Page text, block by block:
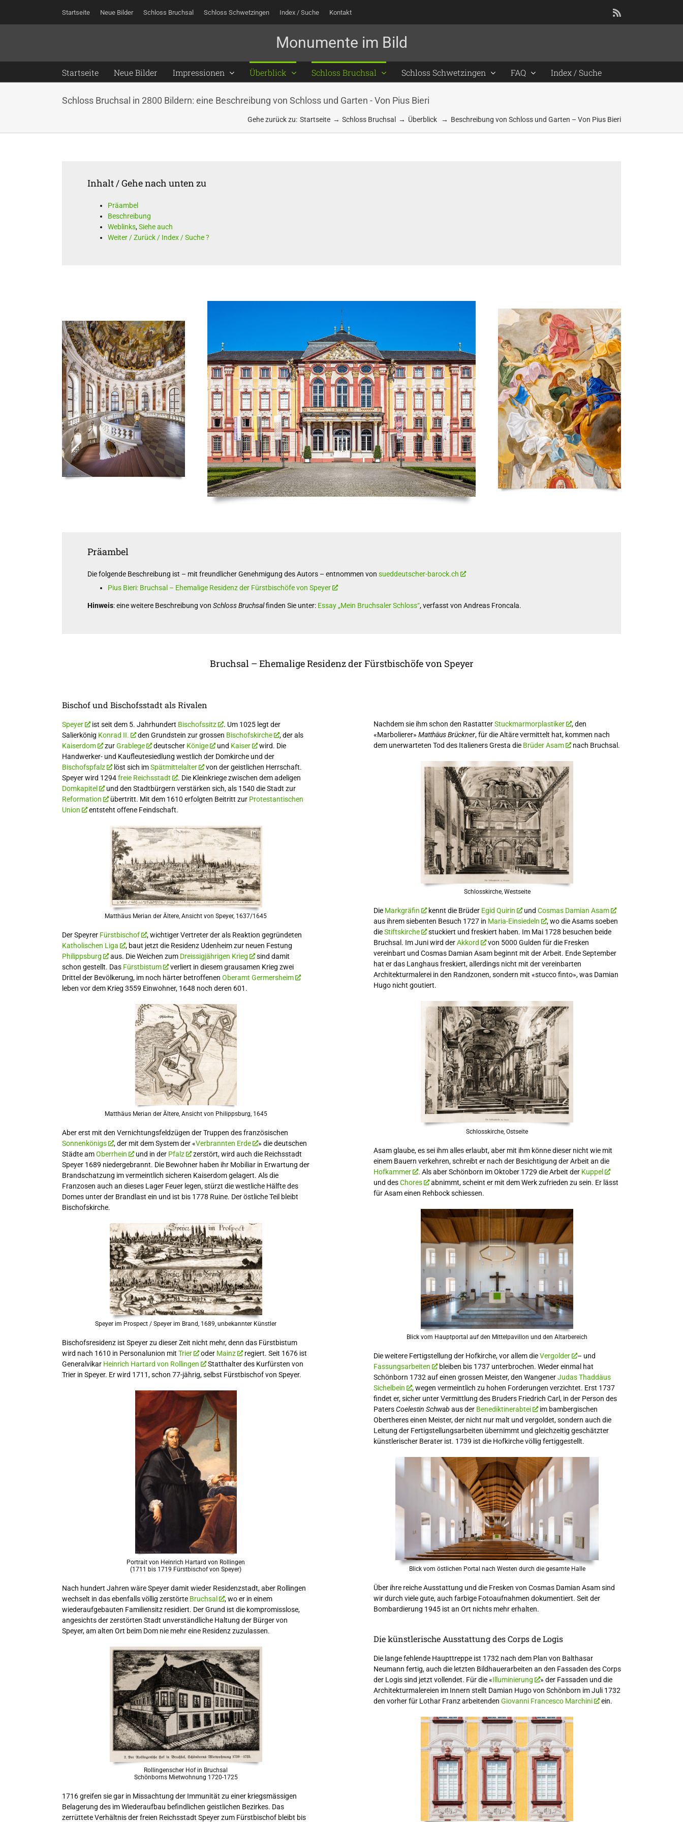
springen
Startseite Neue Bilder Schloss Bruchsal Schloss Schwetzingen Index / Suche Kontakt
Startseite Neue Bilder Impressionen Überblick Schloss Bruchsal Schloss Schwetzingen FAQ Index / Suche
Schloss Bruchsal in 2800 Bildern: eine Beschreibung von Schloss und Garten - Von Pius Bieri
Gehe zurück zu: Startseite Schloss Bruchsal Überblick Beschreibung von Schloss und Garten – Von Pius Bieri
Inhalt / Gehe nach unten zu
Präambel
Beschreibung
Weblinks,Siehe auch
Weiter / Zurück / Index / Suche ?
Präambel
Die folgende Beschreibung ist – mit freundlicher Genehmigung des Autors – entnommen von sueddeutscher-barock.ch
Pius Bieri: Bruchsal – Ehemalige Residenz der Fürstbischöfe von Speyer
Hinweis: eine weitere Beschreibung von Schloss Bruchsalfinden Sie unter: Essay „Mein Bruchsaler Schloss“, verfasst von Andreas Froncala.
Bruchsal – Ehemalige Residenz der Fürstbischöfe von Speyer
Bischof und Bischofsstadt als Rivalen
Speyer ist seit dem 5. Jahrhundert Bischofssitz
. Um 1025 legt der
Salierkönig Konrad II. den Grundstein zur grossen Bischofskirche
, der als
Kaiserdom
zurGrablege deutscher Könige und Kaiser
wird. Die
Handwerker- und Kaufleutesiedlung westlich der Domkirche und der
Bischofspfalz
löst sich imSpätmittelalter
von der geistlichen Herrschaft.
Speyer wird 1294freie Reichsstadt
. Die Kleinkriege zwischen dem adeligen
Domkapitel
und den Stadtbürgern verstärken sich, als 1540 die Stadt zur
Reformation
übertritt. Mit dem 1610 erfolgten Beitritt zur Protestantischen
Union
entsteht offene Feindschaft.
Matthäus Merian der Ältere, Ansicht von Speyer, 1637/1645
Der Speyrer Fürstbischof
, wichtiger Vertreter der als Reaktion gegründeten
Katholischen Liga
, baut jetzt die Residenz Udenheim zur neuen Festung
Philippsburg
aus. Die Weichen zum Dreissigjährigen Krieg
sind damit
schon gestellt. Das Fürstbistum
verliert in diesem grausamen Krieg zwei
Drittel der Bevölkerung, im noch härter betroffenen Oberamt Germersheim
leben vor dem Krieg 3559 Einwohner, 1648 noch deren 601.
Matthäus Merian der Ältere, Ansicht von Philippsburg, 1645
Aber erst mit den Vernichtungsfeldzügen der Truppen des französischen
Sonnenkönigs
, der mit dem System der «Verbrannten Erde
» die deutschen
Städte amOberrhein und in der Pfalz
zerstört, wird auch die Reichsstadt
Speyer 1689 niedergebrannt. Die Bewohner haben ihr Mobiliar in Erwartung der
Brandschatzung im vermeintlich sicheren Kaiserdom gelagert. Als die
Franzosen auch an dieses Lager Feuer legen, stürzt die westliche Hälfte des
Domes unter der Brandlast ein und ist bis 1778 Ruine. Der östliche Teil bleibt
Bischofskirche.
Speyer im Prospect / Speyer im Brand, 1689, unbekannter Künstler
Bischofsresidenz ist Speyer zu dieser Zeit nicht mehr, denn das Fürstbistum
wird nach 1610 in Personalunion mit Trier oder Mainz
regiert. Seit 1676 ist
Generalvikar Heinrich Hartard von Rollingen
Statthalter des Kurfürsten von
Trier in Speyer. Er wird 1711, schon 77-jährig, selbst Fürstbischof von Speyer.
Portrait von Heinrich Hartard von Rollingen
(1711 bis 1719 Fürstbischof von Speyer)
Nach hundert Jahren wäre Speyer damit wieder Residenzstadt, aber Rollingen
wechselt in das ebenfalls völlig zerstörte Bruchsal
, wo er in einem
wiederaufgebauten Familiensitz residiert. Der Grund ist die kompromisslose,
angesichts der zerstörten Stadt unverständliche Haltung der Bürger von
Speyer, am alten Ort beim Dom nie mehr eine Residenz zuzulassen.
Rollingenscher Hof in Bruchsal
Schönborns Mietwohnung 1720-1725
1716 greifen sie gar in Missachtung der Immunität zu einer kriegsmässigen
Belagerung des im Wiederaufbau befindlichen geistlichen Bezirkes. Das
zerrüttete Verhältnis der freien Reichsstadt Speyer zum Fürstbischof bleibt bis
Nachdem sie ihm schon den RastatterStuckmarmorplastiker
, den
«Marbolierer» Matthäus Brückner, für die Altäre vermittelt hat, kommen nach
dem unerwarteten Tod des Italieners Gresta die Brüder Asam nach Bruchsal.
Schlosskirche, Westseite
Die Markgräfin kennt die Brüder Egid Quirin und Cosmas Damian Asam
aus ihrem siebenten Besuch 1727 in Maria-Einsiedeln
, wo die Asams soeben
dieStiftskirche
stuckiert und freskiert haben. Im Mai 1728 besuchen beide
Bruchsal. Im Juni wird derAkkord
von 5000 Gulden für die Fresken
vereinbart und Cosmas Damian Asam beginnt mit der Arbeit. Ende September
hat er das Langhaus freskiert, allerdings nicht mit der vereinbarten
Architekturmalerei in den Randzonen, sondern mit «stucco finto», was Damian
Hugo nicht goutiert.
Schlosskirche, Ostseite
Asam glaube, es sei ihm alles erlaubt, aber mit ihm könne dieser nicht wie mit
einem Bauern verkehren, schreibt er nach der Besichtigung der Arbeit an die
Hofkammer
. Als aber Schönborn im Oktober 1729 die Arbeit der Kuppel
und desChores
abnimmt, scheint er mit dem Werk zufrieden zu sein. Er lässt
für Asam einen Rehbock schiessen.
Blick vom Hauptportal auf den Mittelpavillon und den Altarbereich
Die weitere Fertigstellung der Hofkirche, vor allem dieVergolder
– und
Fassungsarbeiten
bleiben bis 1737 unterbrochen. Wieder einmal hat
Schönborn 1732 auf einen grossen Meister, den WangenerJudas Thaddäus
Sichelbein
, wegen vermeintlich zu hohen Forderungen verzichtet. Erst 1737
findet er, sicher unter Vermittlung des Bruders Friedrich Carl, in der Person des
PatersCoelestin Schwab aus der Benediktinerabtei
im bambergischen
Obertheres einen Meister, der nicht nur malt und vergoldet, sondern auch die
Leitung der Fertigstellungsarbeiten übernimmt und gleichzeitig geschätzter
künstlerischer Berater ist. 1739 ist die Hofkirche völlig fertiggestellt.
Blick vom östlichen Portal nach Westen durch die gesamte Halle
Über ihre reiche Ausstattung und die Fresken von Cosmas Damian Asam sind
wir durch viele gute, auch farbige Fotoaufnahmen dokumentiert. Seit der
Bombardierung 1945 ist an Ort nichts mehr erhalten.
Die künstlerische Ausstattung des Corps de Logis
Die lange fehlende Haupttreppe ist 1732 nach dem Plan von Balthasar
Neumann fertig, auch die letzten Bildhauerarbeiten an den Fassaden des Corps
der Logis sind jetzt vollendet. Für die «Illuminierung
» der Fassaden und die
Architekturmalereien im Innern stellt Damian Hugo von Schönborn im Juli 1732
den vorher für Lothar Franz arbeitenden Giovanni Francesco Marchini ein.